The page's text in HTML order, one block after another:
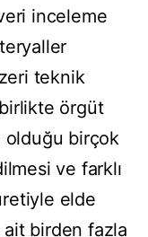
inceleme
teknik
birlikte örgüt
olduğu birçok
ve farklı
elde
birden fazla